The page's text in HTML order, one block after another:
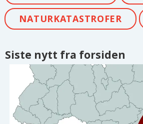
NATURKATASTROFER
Siste nytt fra forsiden